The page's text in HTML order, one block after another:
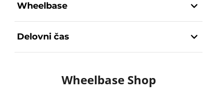
Wheelbase
Delovni čas
Wheelbase Shop